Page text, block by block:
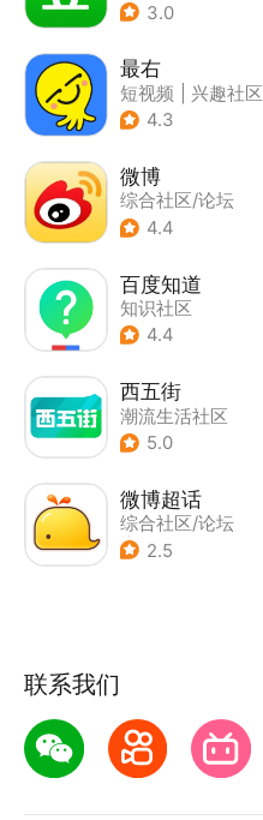
3.0
最右
短视频
兴趣社区
4.3
微博
综合社区/论坛
4.4
百度知道
知识社区
4.4
西五街
潮流生活社区
5.0
微博超话
综合社区/论坛
| 兴趣社区
2.5
联系我们